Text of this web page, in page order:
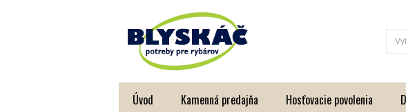
Úvod Kamenná predajňa Hosťovacie povolenia